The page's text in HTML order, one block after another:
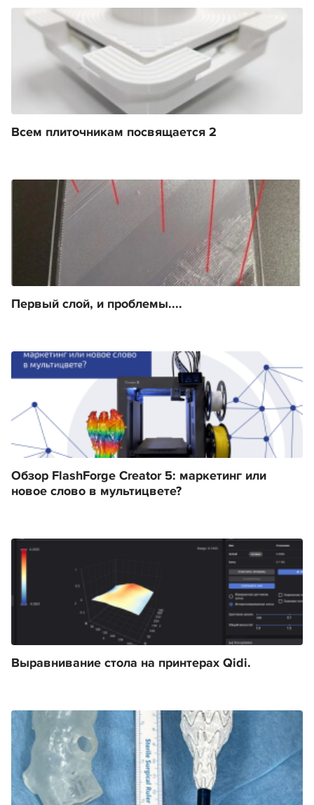
Всем плиточникам посвящается 2
Первый слой, и проблемы....
Обзор FlashForge Creator 5: маркетинг или
новое слово в мультицвете?
Выравнивание стола на принтерах Qidi.